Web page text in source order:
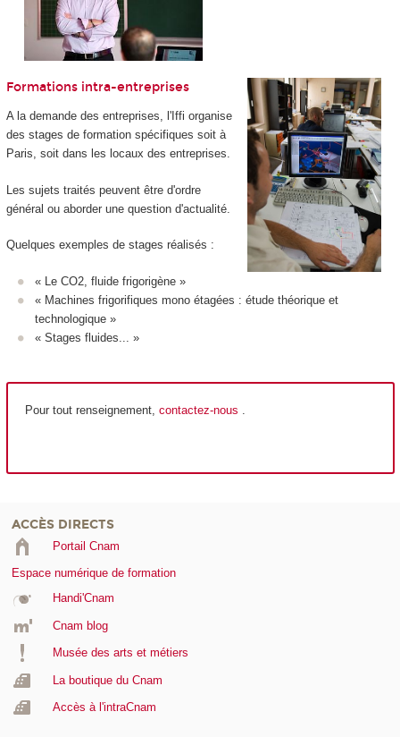
Formations intra-entreprises
A la demande des entreprises, l'Iffi organise
des stages de formation spécifiques soit à
Paris, soit dans les locaux des entreprises.
Les sujets traités peuvent être d'ordre
général ou aborder une question d'actualité.
Quelques exemples de stages réalisés :
« Le CO2, fluide frigorigène »
« Machines frigorifiques mono étagées : étude théorique et
technologique »
« Stages fluides... »
Pour tout renseignement, contactez-nous .
ACCÈS DIRECTS
Portail Cnam
Espace numérique de formation
Handi'Cnam
Cnam blog
Musée des arts et métiers
La boutique du Cnam
Accès à l'intraCnam